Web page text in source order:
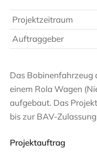
Projektzeitraum
Auftraggeber
Das Bobinenfahrzeug
einem Rola Wagen
aufgebaut. Das
bis zur BAV-
Projektauftrag